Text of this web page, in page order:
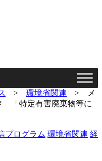
> 環境省関連 >
メ
「特定有害廃棄物等に
プログラム 環境省関連 経